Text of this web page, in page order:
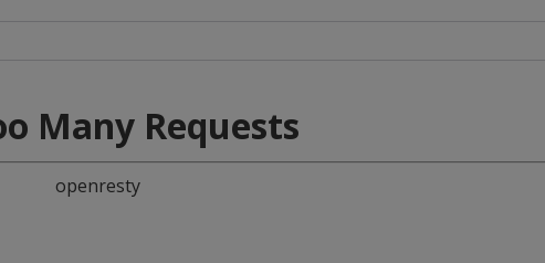
Many Requests
openresty